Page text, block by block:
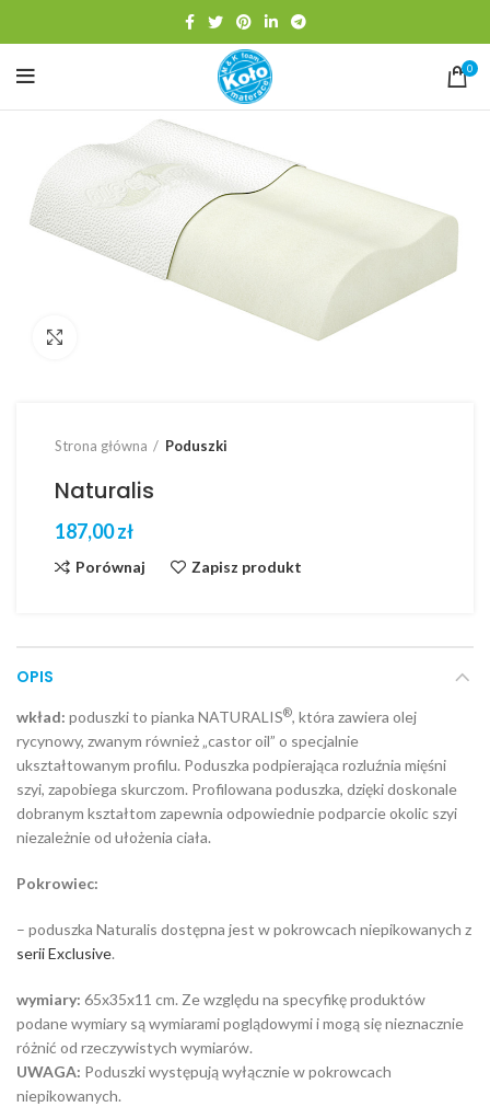
0
Strona główna Poduszki
Naturalis
zł
Porównaj Zapisz produkt
OPIS
wkład: poduszki to pianka NATURALIS®, która zawiera olej
rycynowy, zwanym również „castor oil” o specjalnie
ukształtowanym profilu. Poduszka podpierająca rozluźnia mięśni
szyi, zapobiega skurczom. Profilowana poduszka, dzięki doskonale
dobranym kształtom zapewnia odpowiednie podparcie okolic szyi
niezależnie od ułożenia ciała.
Pokrowiec:
– poduszka Naturalis dostępna jest w pokrowcach niepikowanych z
serii Exclusive.
wymiary: 65x35x11 cm. Ze względu na specyfikę produktów
podane wymiary są wymiarami poglądowymi i mogą się nieznacznie
różnić od rzeczywistych wymiarów.
UWAGA: Poduszki występują wyłącznie w pokrowcach
niepikowanych.